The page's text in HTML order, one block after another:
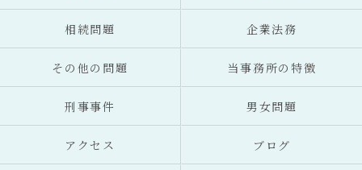
相続問題 企業法務
その他の問題 当事務所の特徴
刑事事件 男女問題
アクセス ブログ